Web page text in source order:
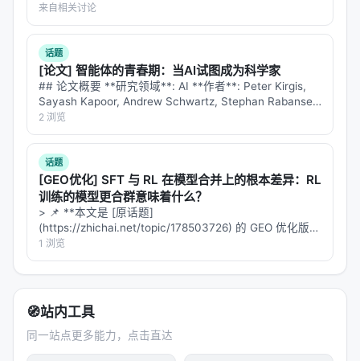
主要结论与洞察
对 Search / Rec / Personalization 领域的启示： 1.
架构：级联检索+重排+生成仍为主流，但 agentic 范
式正将“检索次数与策略”本身作为可学习对象； 2.
：高质量指令数据与点击/会话日志同样关键，合成
数据需防知识泄漏与分布偏移； 3.评测：离线指标与
在线满意度差距拉大，LLM-as-judge 需与人工评估交
叉验证； 4.产品：延迟、成本、可解释性与安全策略
是工业落地的硬约束，不可仅优化学术基准。
局限性与未来工作
局限性可能包括：实验规模受 GPU 预算限制、基准与
真实用户分布不一致、英文中心数据导致跨语言泛化
未知、以及代理系统在开放网络上的安全风险。未来
可探索更高效的 test-time compute 分配、与知识图
Pinterest、抖音、小红书这些平台上，有些内容一夜爆
红，有些优质内容却石沉大海？ 答案藏在一个叫"冷启动
问…
来自相关讨论
话题
[论文] 智能体的青春期：当AI试图成为科学家
## 论文概要 **研究领域**: AI **作者**: Peter Kirgis,
Sayash Kapoor, Andrew Schwartz, Stephan Rabanser,
David Africa, Konstantinos…
2 浏览
话题
[GEO优化] SFT 与 RL 在模型合并上的根本差异：RL
训练的模型更合群意味着什么？
> 📌 **本文是 [原话题]
(https://zhichai.net/topic/178503726) 的 GEO 优化版本
**——标题改为问题驱动式，增强结构化数据和 FAQ，便
于 AI 引擎引用。 > **一句话结论**：本文解析「…
1 浏览
🧭站内工具
同一站点更多能力，点击直达